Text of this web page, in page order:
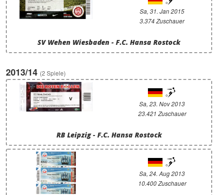
Sa, 31. Jan 2015
3.374 Zuschauer
SV Wehen Wiesbaden - F.C. Hansa Rostock
2013/14 (2 Spiele)
Sa, 23. Nov 2013
23.421 Zuschauer
RB Leipzig - F.C. Hansa Rostock
Sa, 24. Aug 2013
10.400 Zuschauer